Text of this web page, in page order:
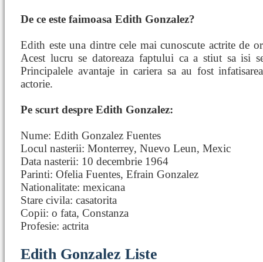
De ce este faimoasa Edith Gonzalez?
Edith este una dintre cele mai cunoscute actrite de
Acest lucru se datoreaza faptului ca a stiut sa isi
Principalele avantaje in cariera sa au fost
actorie.
Pe scurt despre Edith Gonzalez:
Nume: Edith Gonzalez Fuentes
Locul nasterii: Monterrey, Nuevo Leun, Mexic
Data nasterii: 10 decembrie 1964
Parinti: Ofelia Fuentes, Efrain Gonzalez
Nationalitate: mexicana
Stare civila: casatorita
Copii: o fata, Constanza
Profesie: actrita
Edith Gonzalez Liste